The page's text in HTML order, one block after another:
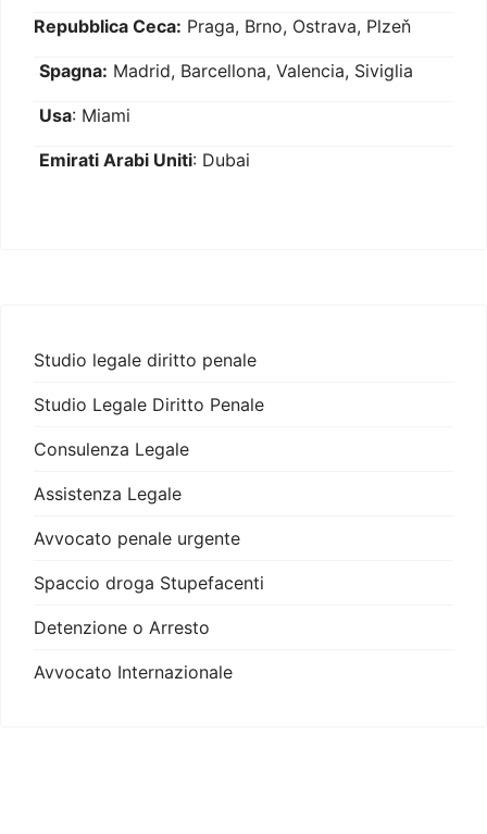
Repubblica Ceca: Praga, Brno, Ostrava, Plzeň
Spagna: Madrid, Barcellona, Valencia, Siviglia
Usa: Miami
Emirati Arabi Uniti: Dubai
Studio legale diritto penale
Studio Legale Diritto Penale
Consulenza Legale
Assistenza Legale
Avvocato penale urgente
Spaccio droga Stupefacenti
Detenzione o Arresto
Avvocato Internazionale